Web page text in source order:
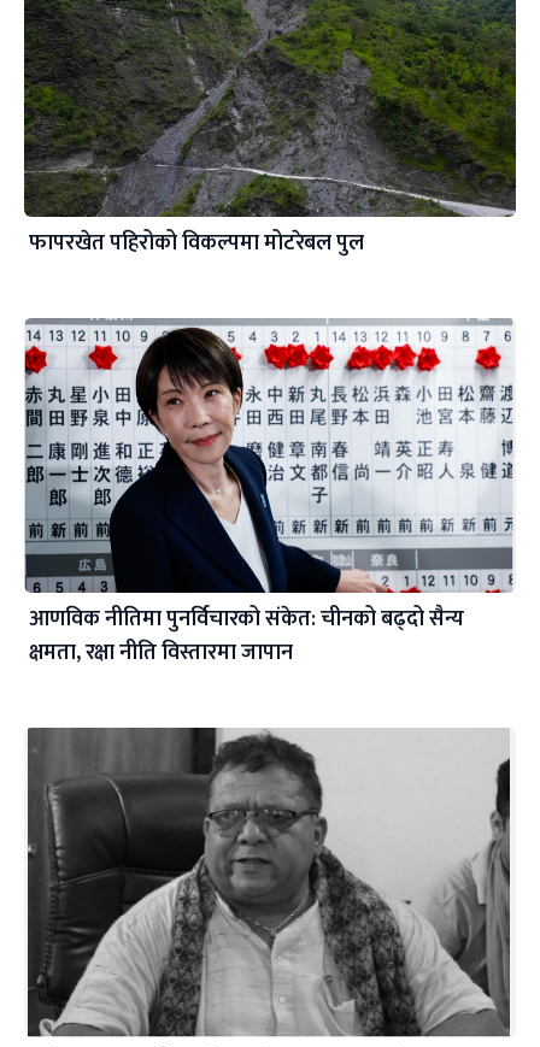
फापरखेत पहिरोको विकल्पमा मोटरेबल पुल
आणविक नीतिमा पुनर्विचारको संकेत: चीनको बढ्दो सैन्य
क्षमता, रक्षा नीति विस्तारमा जापान